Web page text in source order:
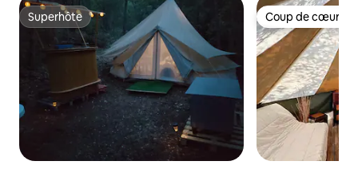
Superhôte
Superhôte Coup de cœur
Coup de cœur